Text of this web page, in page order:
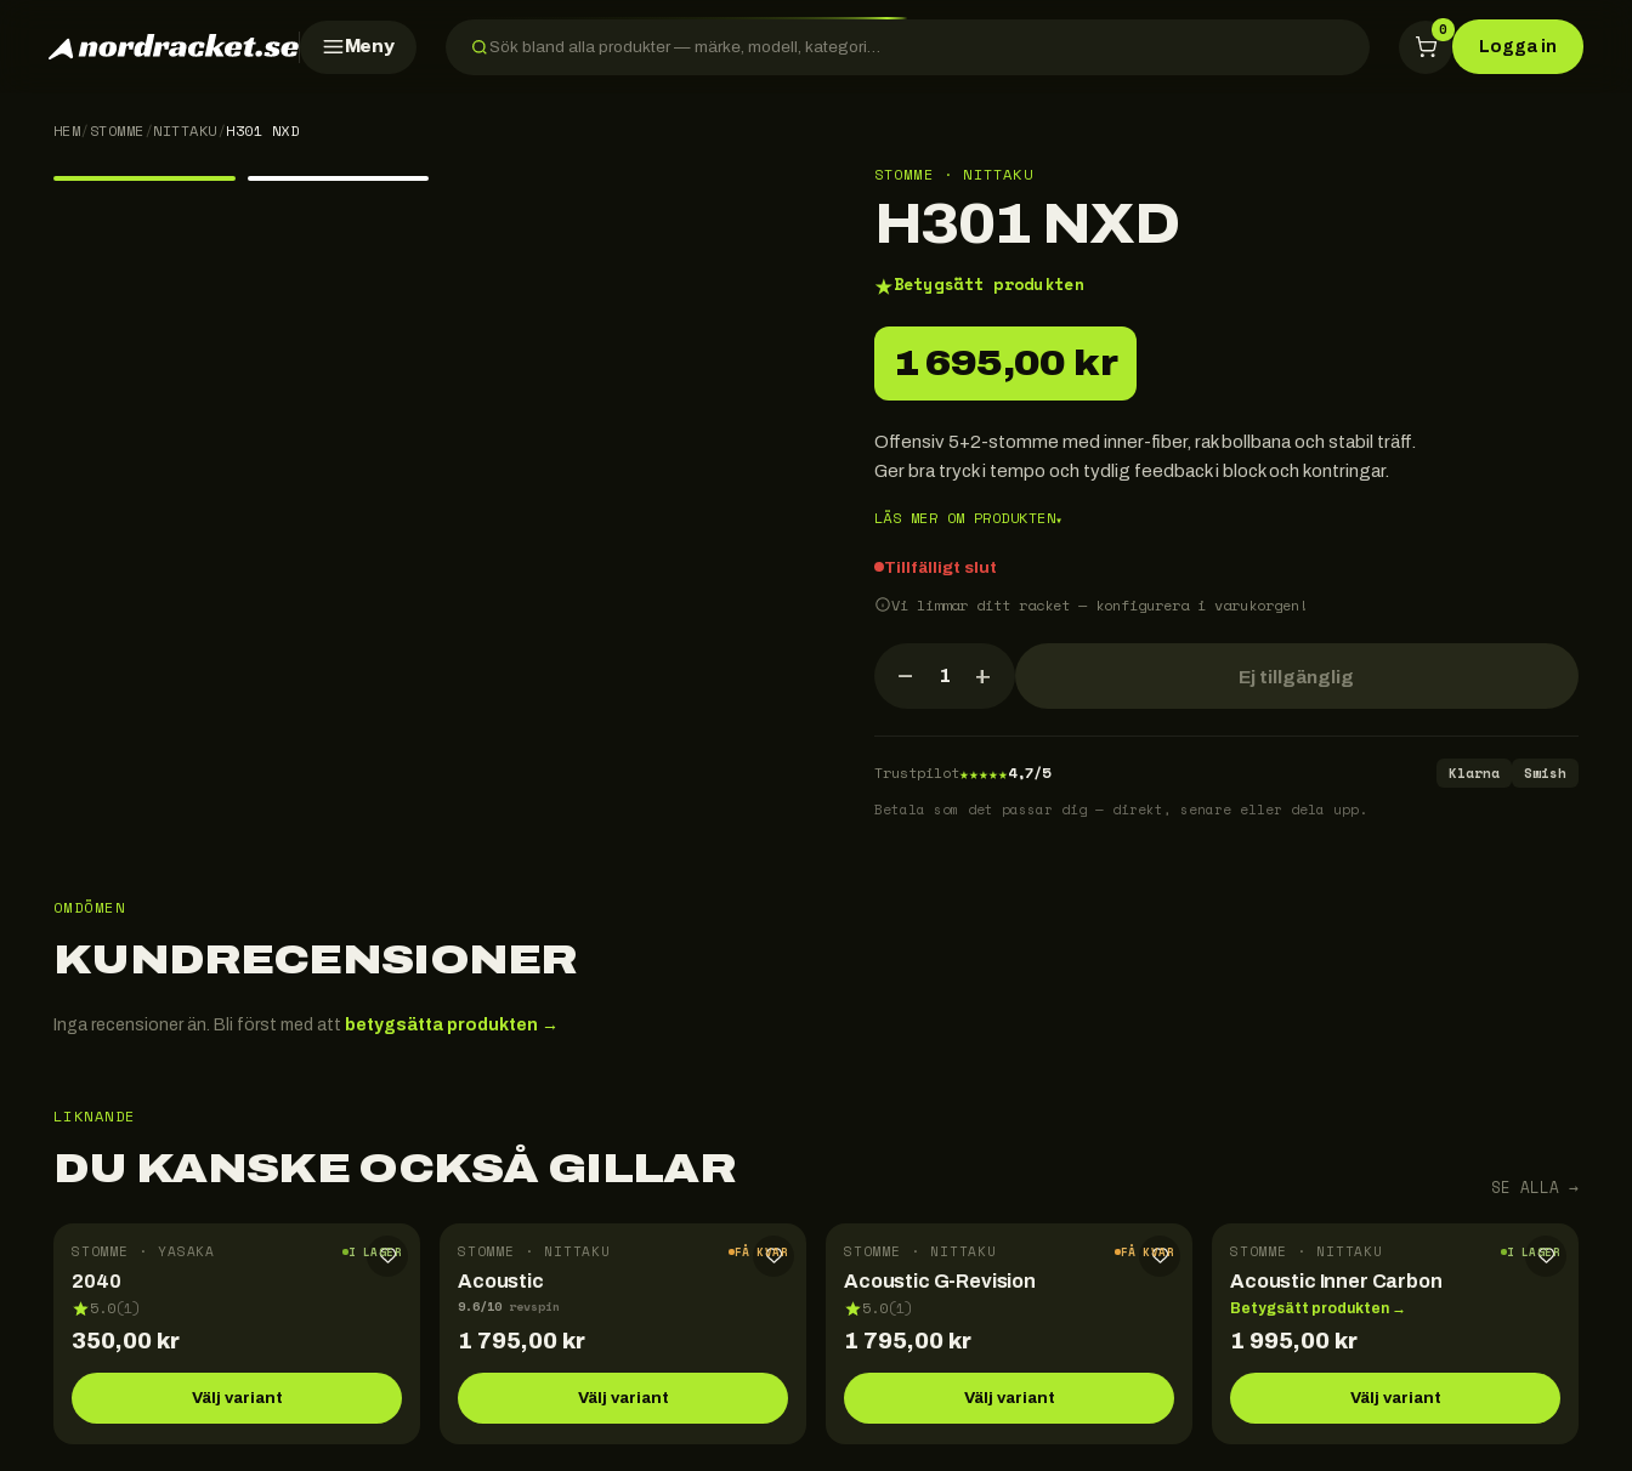
Meny
0
Logga in
HEM/STOMME /NITTAKU/H301 NXD
STOMME · NITTAKU
H301 NXD
★Betygsätt produkten
1 695,00 kr
Offensiv 5+2-stomme med inner-fiber, rak bollbana och stabil träff.
Ger bra tryck i tempo och tydlig feedback i block och kontringar.
LÄS MER OM PRODUKTEN▾
Tillfälligt slut
Vi limmar ditt racket — konfigurera i varukorgen!
− 1 + Ej tillgänglig
Trustpilot★★★★★4,7/5 Klarna
Swish
Betala som det passar dig — direkt, senare eller dela upp.
OMDÖMEN
KUNDRECENSIONER
Inga recensioner än. Bli först med att betygsätta produkten →
LIKNANDE
DU KANSKE OCKSÅ GILLAR SE ALLA →
STOMME · YASAKA I LAGER
2040
5.0(1)
350,00 kr
Välj variant
STOMME · NITTAKU FÅ KVAR
Acoustic
9.6/10 revspin
1 795,00 kr
Välj variant
STOMME · NITTAKU FÅ KVAR
Acoustic G-Revision
5.0(1)
1 795,00 kr
Välj variant
STOMME · NITTAKU I LAGER
Acoustic Inner Carbon
Betygsätt produkten →
1 995,00 kr
Välj variant